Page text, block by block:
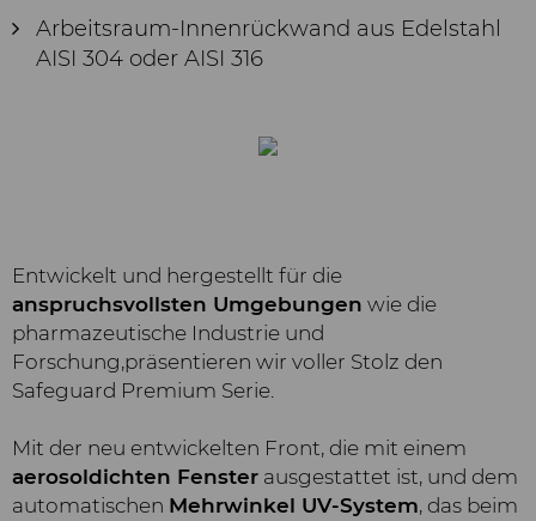
Arbeitsraum-Innenrückwand aus Edelstahl
AISI 304 oder AISI 316
Entwickelt und hergestellt für die
anspruchsvollsten Umgebungen wie die
pharmazeutische Industrie und
Forschung,präsentieren wir voller Stolz den
Safeguard Premium Serie.
Mit der neu entwickelten Front, die mit einem
aerosoldichten Fenster ausgestattet ist, und dem
automatischen Mehrwinkel UV-System, das beim